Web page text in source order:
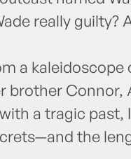
really guilty?
a
brother Connor,
a tragic past,
the